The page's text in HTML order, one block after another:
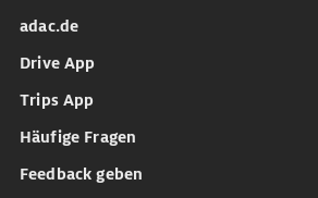
adac.de
Drive App
Trips App
Häufige Fragen
Feedback geben